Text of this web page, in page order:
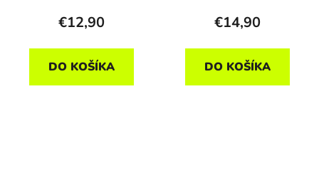
€12,90
DO KOŠÍKA
€14,90
DO KOŠÍKA